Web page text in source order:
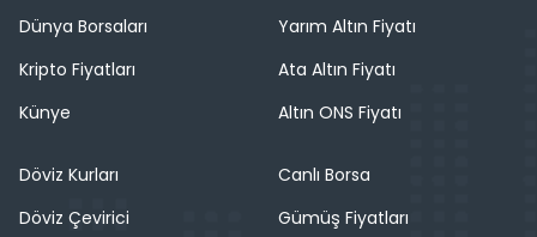
Dünya Borsaları
Kripto Fiyatları
Künye
Yarım Altın Fiyatı
Ata Altın Fiyatı
Altın ONS Fiyatı
Döviz Kurları
Döviz Çevirici
Canlı Borsa
Gümüş Fiyatları